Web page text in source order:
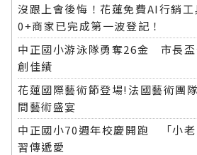
沒跟上會後悔！花蓮免費AI行銷
0+商家已完成第一波登記！
中正國小游泳隊勇奪26金 市長
創佳績
花蓮國際藝術節登場!法國藝術團
間藝術盛宴
中正國小70週年校慶開跑 「小老
習傳遞愛